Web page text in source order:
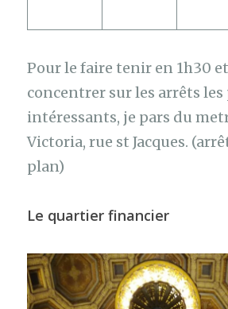
Pour le faire tenir en 1h30
concentrer sur les arrêts les
intéressants, je pars du
Victoria, rue st Jacques.
plan)
Le quartier financier